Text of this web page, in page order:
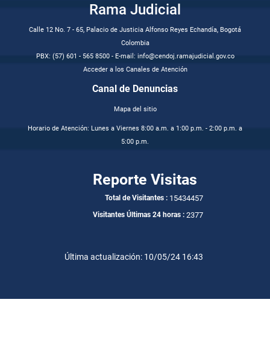
Rama Judicial
Calle 12 No. 7 - 65, Palacio de Justicia Alfonso Reyes Echandía, Bogotá
Colombia
PBX: (57) 601 - 565 8500 - E-mail: info@cendoj.ramajudicial.gov.co
Acceder a los Canales de Atención
Canal de Denuncias
Mapa del sitio
Horario de Atención: Lunes a Viernes 8:00 a.m. a 1:00 p.m. - 2:00 p.m. a
5:00 p.m.
Reporte Visitas
Total de Visitantes : 15434457
Visitantes Últimas 24 horas : 2377
Última actualización: 10/05/24 16:43